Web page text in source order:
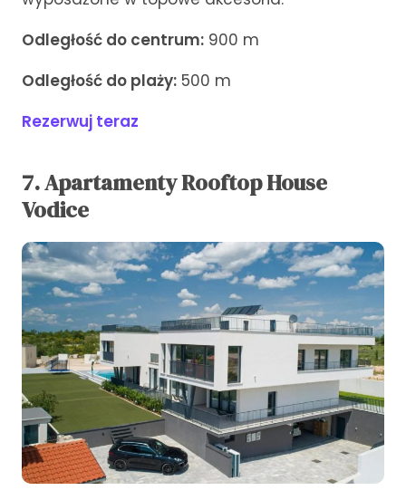
Odległość do centrum: 900 m
Odległość do plaży: 500 m
Rezerwuj teraz
7. Apartamenty Rooftop House
Vodice